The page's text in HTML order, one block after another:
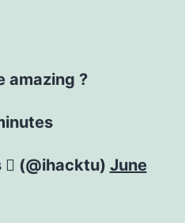
amazing ?
(@ihacktu) June